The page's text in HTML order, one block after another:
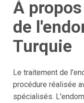
À
de
Turquie
Le traitement de
procédure réalisée
spécialisés.